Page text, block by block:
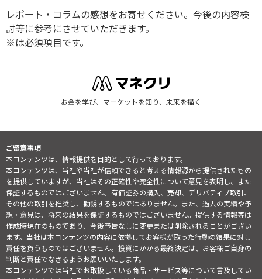
レポート・コラムの感想をお寄せください。今後の内容検
討等に参考にさせていただきます。
※は必須項目です。
お金を学び、マーケットを知り、未来を描く
ご留意事項
本コンテンツは、情報提供を目的として行っております。
本コンテンツは、当社や当社が信頼できると考える情報源から提供されたもの
を提供していますが、当社はその正確性や完全性について意見を表明し、また
保証するものではございません。有価証券の購入、売却、デリバティブ取引、
その他の取引を推奨し、勧誘するものではありません。また、過去の実績や予
想・意見は、将来の結果を保証するものではございません。提供する情報等は
作成時現在のものであり、今後予告なしに変更または削除されることがござい
ます。当社は本コンテンツの内容に依拠してお客様が取った行動の結果に対し
責任を負うものではございません。投資にかかる最終決定は、お客様ご自身の
判断と責任でなさるようお願いいたします。
本コンテンツでは当社でお取扱している商品・サービス等について言及してい